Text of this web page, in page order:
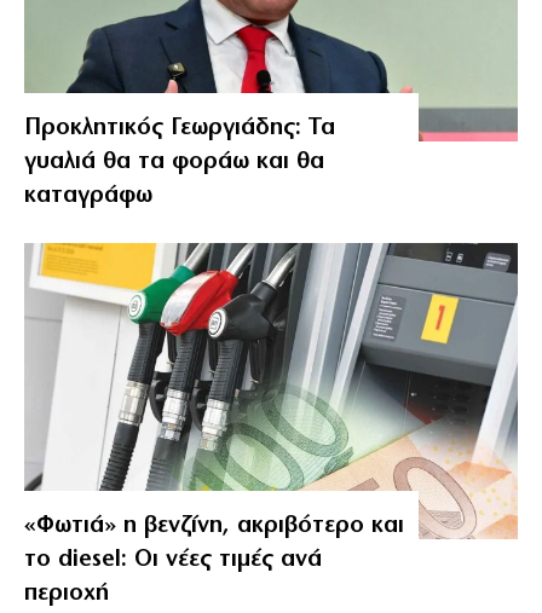
Προκλητικός Γεωργιάδης: Τα
γυαλιά θα τα φοράω και θα
καταγράφω
«Φωτιά» η βενζίνη, ακριβότερο και
το diesel: Οι νέες τιμές ανά
περιοχή